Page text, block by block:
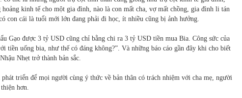
kinh tế cho một gia đình, nào là con mất cha, vợ mất chồng, gia đình li tán
con cái là tuổi mới lớn đang phải đi học, ít nhiều cũng bị ảnh hưởng.
Gạo được 3 tỷ USD cũng chỉ bằng chi ra 3 tỷ USD tiền mua Bia. Công sức của
tiền uống bia, như thế có đáng không?”. Và những báo cáo gần đây khi cho biết
Nhẹt trở thành bản sắc.
triển để mọi người cùng ý thức về bản thân có trách nhiệm với cha mẹ, người
hơn.